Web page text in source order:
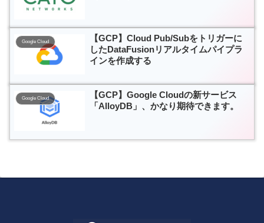
Google Cloud
【GCP】Cloud Pub/Subをトリガーに
したDataFusionリアルタイムパイプラ
インを作成する
Google Cloud
【GCP】Google Cloudの新サービス
「AlloyDB」、かなり期待できます。